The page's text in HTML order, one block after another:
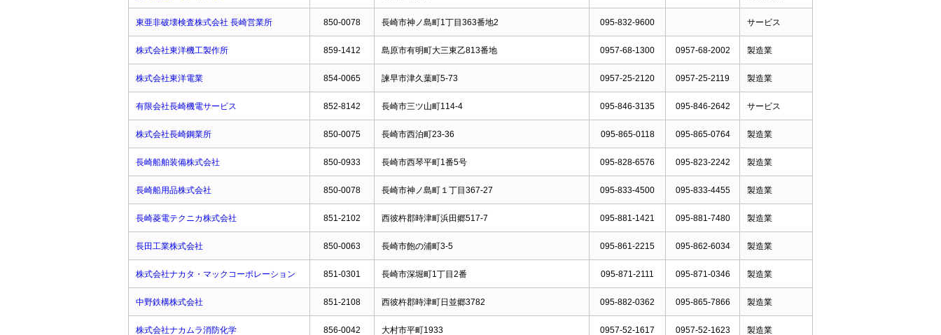
東亜非破壊検査株式会社 長崎営業所 850-0078 長崎市神ノ島町1丁目363番地2 095-832-9600 サービス
株式会社東洋機工製作所 859-1412 島原市有明町大三東乙813番地 0957-68-1300 0957-68-2002 製造業
株式会社東洋電業 854-0065 諫早市津久葉町5-73 0957-25-2120 0957-25-2119 製造業
有限会社長崎機電サービス 852-8142 長崎市三ツ山町114-4 095-846-3135 095-846-2642 サービス
株式会社長崎鋼業所 850-0075 長崎市西泊町23-36 095-865-0118 095-865-0764 製造業
長崎船舶装備株式会社 850-0933 長崎市西琴平町1番5号 095-828-6576 095-823-2242 製造業
長崎船用品株式会社 850-0078 長崎市神ノ島町１丁目367-27 095-833-4500 095-833-4455 製造業
長崎菱電テクニカ株式会社 851-2102 西彼杵郡時津町浜田郷517-7 095-881-1421 095-881-7480 製造業
長田工業株式会社 850-0063 長崎市飽の浦町3-5 095-861-2215 095-862-6034 製造業
株式会社ナカタ・マックコーポレーション 851-0301 長崎市深堀町1丁目2番 095-871-2111 095-871-0346 製造業
中野鉄構株式会社 851-2108 西彼杵郡時津町日並郷3782 095-882-0362 095-865-7866 製造業
株式会社ナカムラ消防化学 856-0042 大村市平町1933 0957-52-1617 0957-52-1623 製造業